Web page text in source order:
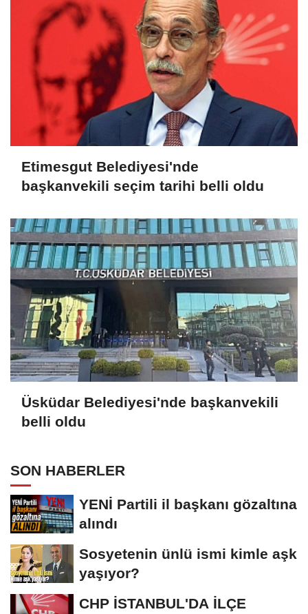
Etimesgut Belediyesi'nde
başkanvekili seçim tarihi belli oldu
Üsküdar Belediyesi'nde başkanvekili
belli oldu
SON HABERLER
YENİ Partili il başkanı gözaltına
alındı
Sosyetenin ünlü ismi kimle aşk
yaşıyor?
CHP İSTANBUL'DA İLÇE